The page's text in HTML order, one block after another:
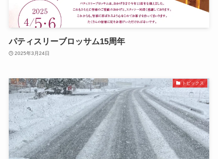
パティスリーブロッサム15周年
2025年3月24日
トピックス